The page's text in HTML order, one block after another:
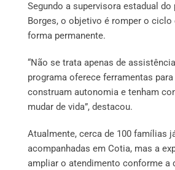
Segundo a supervisora estadual do
Borges, o objetivo é romper o ciclo
forma permanente.
“Não se trata apenas de
programa oferece ferramentas
construam autonomia e tenham
mudar de vida”, destacou.
Atualmente, cerca de 100 famílias
acompanhadas em Cotia, mas a
ampliar o atendimento conforme a